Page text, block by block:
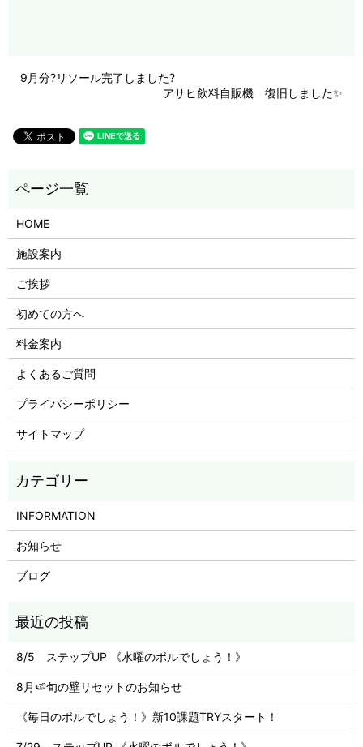
9月分?リソール完了しました?
アサヒ飲料自販機 復旧しました✨
HOME
施設案内
ご挨拶
初めての方へ
料金案内
よくあるご質問
プライバシーポリシー
サイトマップ
INFORMATION
お知らせ
ブログ
8/5 ステップUP 《水曜のボルでしょう！》
8月🍉旬の壁リセットのお知らせ
《毎日のボルでしょう！》新10課題TRYスタート！